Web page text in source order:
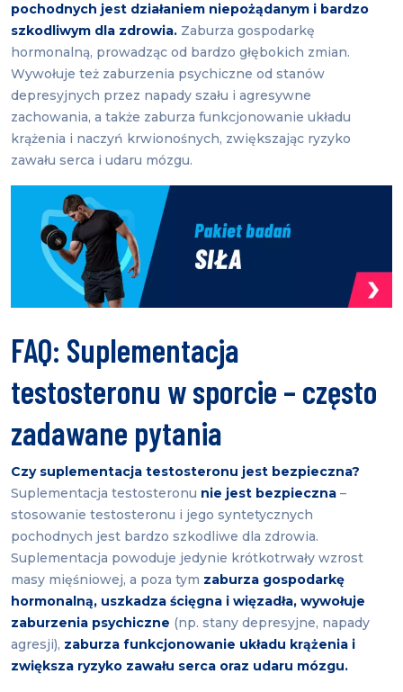
pochodnych jest działaniem niepożądanym i bardzo
szkodliwym dla zdrowia. Zaburza gospodarkę
hormonalną, prowadząc od bardzo głębokich zmian.
Wywołuje też zaburzenia psychiczne od stanów
depresyjnych przez napady szału i agresywne
zachowania, a także zaburza funkcjonowanie układu
krążenia i naczyń krwionośnych, zwiększając ryzyko
zawału serca i udaru mózgu.
FAQ: Suplementacja
testosteronu w sporcie – często
zadawane pytania
Czy suplementacja testosteronu jest bezpieczna?
Suplementacja testosteronu nie jest bezpieczna –
stosowanie testosteronu i jego syntetycznych
pochodnych jest bardzo szkodliwe dla zdrowia.
Suplementacja powoduje jedynie krótkotrwały wzrost
masy mięśniowej, a poza tym zaburza gospodarkę
hormonalną, uszkadza ścięgna i więzadła, wywołuje
zaburzenia psychiczne (np. stany depresyjne, napady
agresji), zaburza funkcjonowanie układu krążenia i
zwiększa ryzyko zawału serca oraz udaru mózgu.